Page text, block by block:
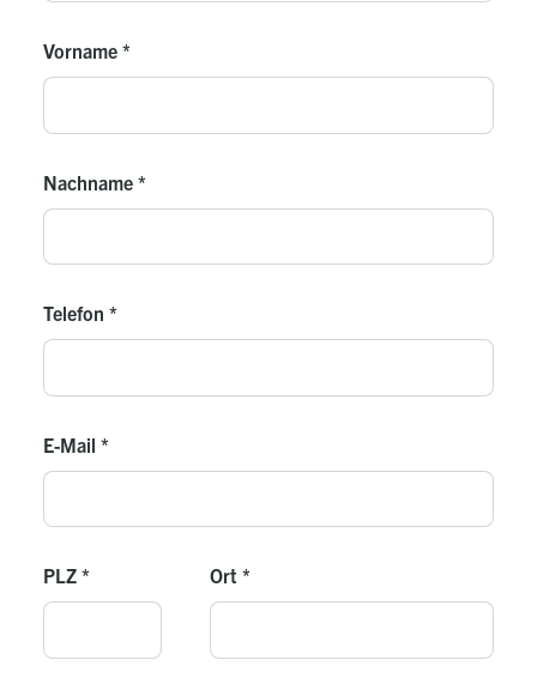
Vorname *
Nachname *
Telefon *
E-Mail *
PLZ * Ort *